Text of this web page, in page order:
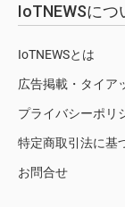
IoTNEWSにつ
IoTNEWSとは
広告掲載・タイア
プライバシーポリ
特定商取引法に基
お問合せ